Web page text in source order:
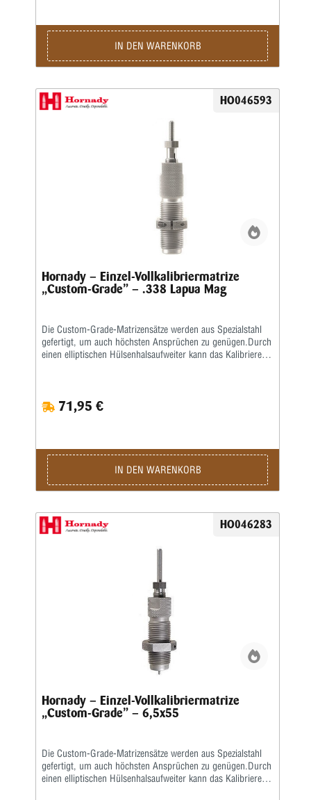
IN DEN WARENKORB
HO046593
Hornady – Einzel-Vollkalibriermatrize
„Custom-Grade” – .338 Lapua Mag
Die Custom-Grade-Matrizensätze werden aus Spezialstahl
gefertigt, um auch höchsten Ansprüchen zu genügen.Durch
einen elliptischen Hülsenhalsaufweiter kann das Kalibrieren
71,95 €
IN DEN WARENKORB
HO046283
Hornady – Einzel-Vollkalibriermatrize
„Custom-Grade” – 6,5x55
Die Custom-Grade-Matrizensätze werden aus Spezialstahl
gefertigt, um auch höchsten Ansprüchen zu genügen.Durch
einen elliptischen Hülsenhalsaufweiter kann das Kalibrieren